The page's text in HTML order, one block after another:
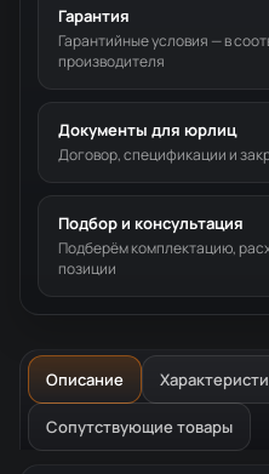
Гарантия
Гарантийные условия — в
производителя
Документы для юрлиц
Договор, спецификации и
Подбор и консультация
Подберём комплектацию,
позиции
Описание
Сопутствующие товары